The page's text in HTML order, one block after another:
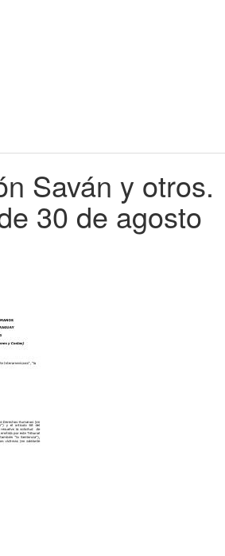
Saván y otros.
30 de agosto